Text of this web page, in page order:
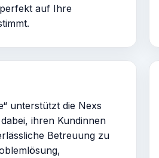
auf Ihre
unterstützt die Nexs
ihren Kundinnen
Betreuung zu